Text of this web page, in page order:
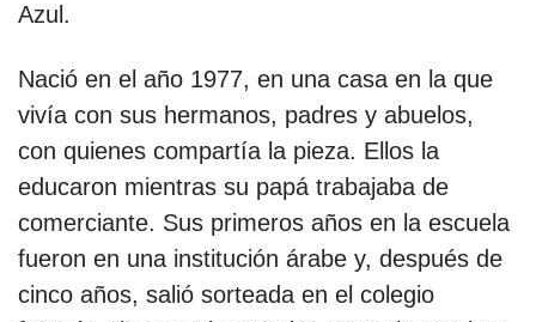
Azul.
Nació en el año 1977, en una casa en la que
vivía con sus hermanos, padres y abuelos,
con quienes compartía la pieza. Ellos la
educaron mientras su papá trabajaba de
comerciante. Sus primeros años en la escuela
fueron en una institución árabe y, después de
cinco años, salió sorteada en el colegio